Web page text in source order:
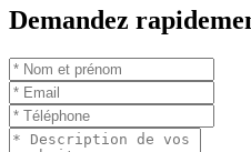
Demandez